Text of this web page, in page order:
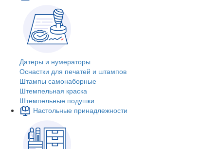
Датеры и нумераторы
Оснастки для печатей и штампов
Штампы самонаборные
Штемпельная краска
Штемпельные подушки
Настольные принадлежности